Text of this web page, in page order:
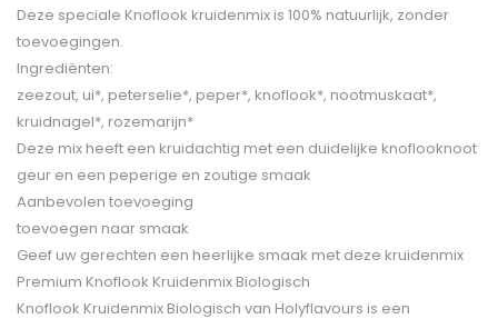
Deze speciale Knoflook kruidenmix is 100% natuurlijk, zonder
toevoegingen.
Ingrediënten:
zeezout, ui*, peterselie*, peper*, knoflook*, nootmuskaat*,
kruidnagel*, rozemarijn*
Deze mix heeft een kruidachtig met een duidelijke knoflooknoot
geur en een peperige en zoutige smaak
Aanbevolen toevoeging
toevoegen naar smaak
Geef uw gerechten een heerlijke smaak met deze kruidenmix
Premium Knoflook Kruidenmix Biologisch
Knoflook Kruidenmix Biologisch van Holyflavours is een